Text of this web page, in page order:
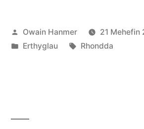
llifogydd
Cofnodwyd
ar
Owain Hanmer
21 Mehefin
Cofnodwyd
Erthyglau Tagiau:
Rhondda